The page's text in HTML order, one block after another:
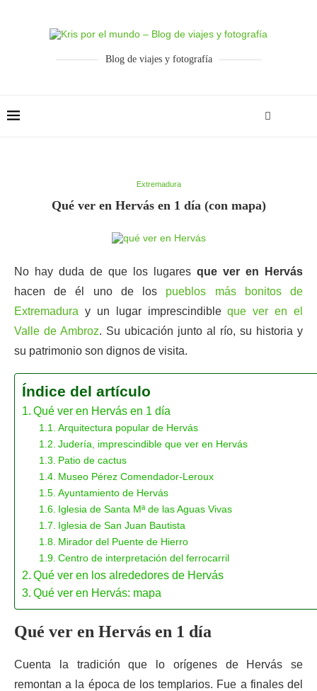
Blog de viajes y fotografía
Extremadura
Qué ver en Hervás en 1 día (con mapa)
No hay duda de que los lugares que ver en Hervás
hacen de él uno de los pueblos más bonitos de
Extremadura y un lugar imprescindibleque ver en el
Valle de Ambroz. Su ubicación junto al río, su historia y
su patrimonio son dignos de visita.
Índice del artículo
Qué ver en Hervás en 1 día
Arquitectura popular de Hervás
Judería, imprescindible que ver en Hervás
Patio de cactus
Museo Pérez Comendador-Leroux
Ayuntamiento de Hervás
Iglesia de Santa Mª de las Aguas Vivas
Iglesia de San Juan Bautista
Mirador del Puente de Hierro
Centro de interpretación del ferrocarril
Qué ver en los alrededores de Hervás
Qué ver en Hervás: mapa
Qué ver en Hervás en 1 día
Cuenta la tradición que lo orígenes de Hervás se
remontan a la época de los templarios. Fue a finales del